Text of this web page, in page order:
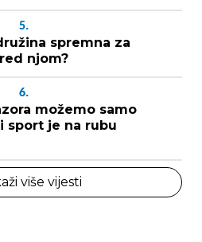
5.
spremna za
njom?
6.
možemo samo
sport je na rubu
više vijesti